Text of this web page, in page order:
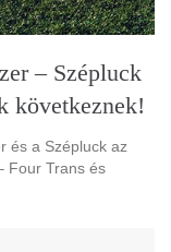
– Szépluck
következnek!
és a Szépluck az
Four Trans és